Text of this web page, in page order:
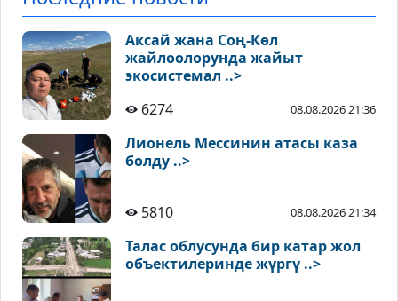
Аксай жана Соң-Көл
жайлоолорунда жайыт
экосистемал ..>
6274
08.08.2026 21:36
Лионель Мессинин атасы каза
болду ..>
5810 08.08.2026 21:34
Талас облусунда бир катар жол
объектилеринде жүргү ..>